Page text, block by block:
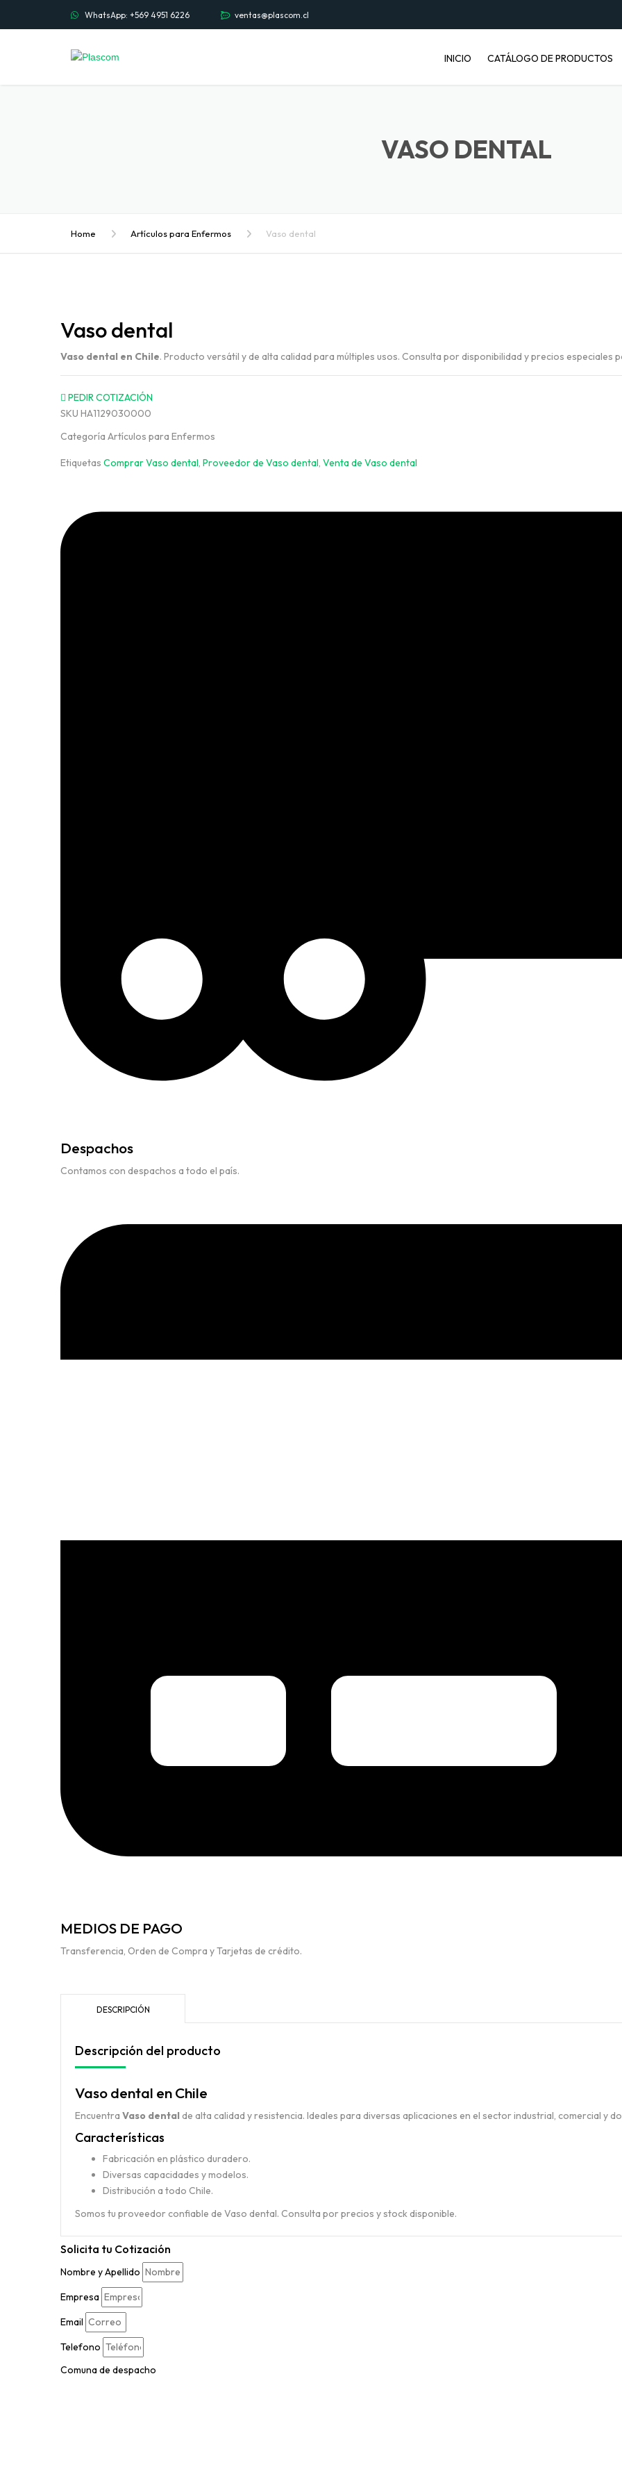
WhatsApp: +569 4951 6226 ventas@plascom.cl
INICIO CATÁLOGO DE PRODUCTOS
VASO DENTAL
Home Artículos para Enfermos Vaso dental
Vaso dental
Vaso dental en Chile. Producto versátil y de alta calidad para múltiples usos. Consulta por disponibilidad y precios especiales
PEDIR COTIZACIÓN
SKU HA1129030000
Categoría Artículos para Enfermos
Etiquetas Comprar Vaso dental, Proveedor de Vaso dental, Venta de Vaso dental
Despachos
Contamos con despachos a todo el país.
MEDIOS DE PAGO
Transferencia, Orden de Compra y Tarjetas de crédito.
DESCRIPCIÓN
Descripción del producto
Vaso dental en Chile
Encuentra Vaso dental de alta calidad y resistencia. Ideales para diversas aplicaciones en el sector industrial, comercial y
Características
Fabricación en plástico duradero.
Diversas capacidades y modelos.
Distribución a todo Chile.
Somos tu proveedor confiable de Vaso dental. Consulta por precios y stock disponible.
Solicita tu Cotización
Nombre y Apellido
Empresa
Email
Telefono
Comuna de despacho